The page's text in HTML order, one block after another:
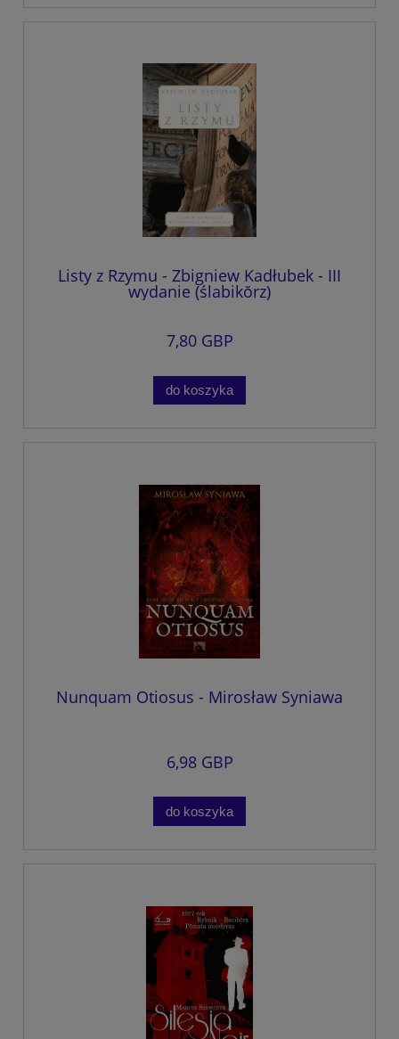
Listy z Rzymu - Zbigniew Kadłubek - III
wydanie (ślabikŏrz)
7,80 GBP
do koszyka
Nunquam Otiosus - Mirosław Syniawa
6,98 GBP
do koszyka